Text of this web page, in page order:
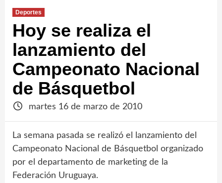
Deportes
Hoy se realiza el
lanzamiento del
Campeonato Nacional
de Básquetbol
martes 16 de marzo de 2010
La semana pasada se realizó el lanzamiento del
Campeonato Nacional de Básquetbol organizado
por el departamento de marketing de la
Federación Uruguaya.